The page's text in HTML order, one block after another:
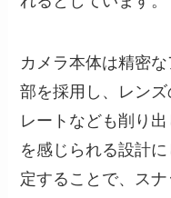
カメラ本体は精密
部を採用し、レン
レートなども削り
を感じられる設計
定することで、ス